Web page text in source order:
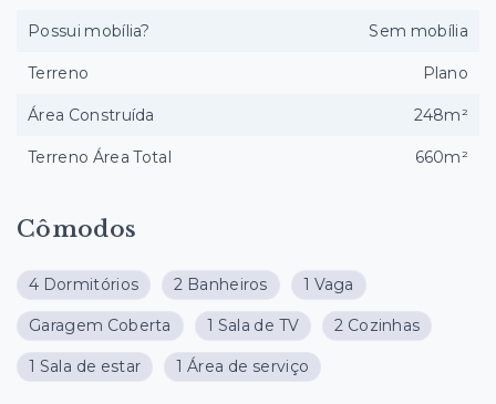
Cômodos
4 Dormitórios 2 Banheiros 1 Vaga
Garagem Coberta 1 Sala de TV 2 Cozinhas
1 Sala de estar 1 Área de serviço
Possui mobília? Sem mobília
Terreno Plano
Área Construída 248m²
Terreno Área Total 660m²